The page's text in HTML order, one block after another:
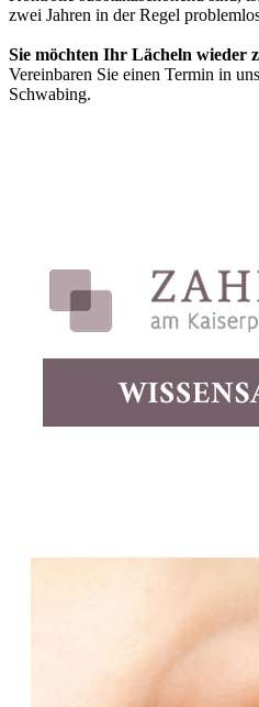
zwei Jahren in der Regel
Sie möchten Ihr Lächeln wieder
Vereinbaren Sie einen Termin in
Schwabing.